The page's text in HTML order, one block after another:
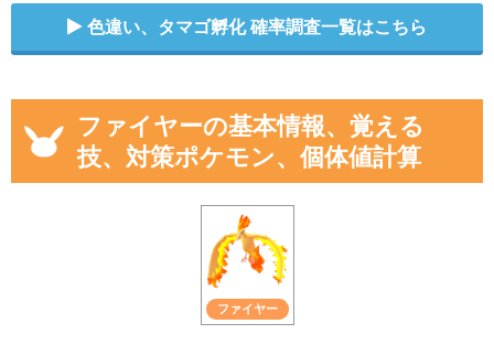
色違い、タマゴ孵化 確率調査一覧はこちら
ファイヤーの基本情報、覚える
技、対策ポケモン、個体値計算
ファイヤー